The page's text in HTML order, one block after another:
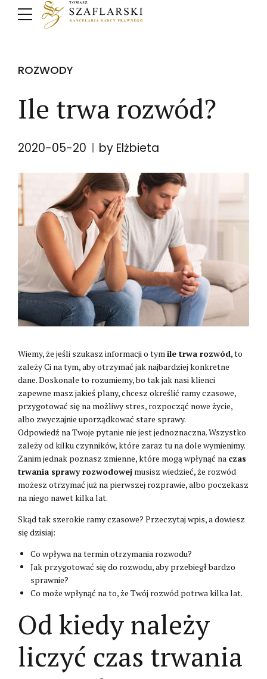
ROZWODY
Ile trwa rozwód?
2020-05-20 by Elżbieta
Wiemy, że jeśli szukasz informacji o tymile trwa rozwód, to
zależy Ci na tym, aby otrzymać jak najbardziej konkretne
dane. Doskonale to rozumiemy, bo tak jak nasi klienci
zapewne masz jakieś plany, chcesz określić ramy czasowe,
przygotować się na możliwy stres, rozpocząć nowe życie,
albo zwyczajnie uporządkować stare sprawy.
Odpowiedź na Twoje pytanie nie jest jednoznaczna. Wszystko
zależy od kilku czynników, które zaraz tu na dole wymienimy.
Zanim jednak poznasz zmienne, które mogą wpłynąć na czas
trwania sprawy rozwodowej musisz wiedzieć, że rozwód
możesz otrzymać już na pierwszej rozprawie, albo poczekasz
na niego nawet kilka lat.
Skąd tak szerokie ramy czasowe? Przeczytaj wpis, a dowiesz
się dzisiaj:
Co wpływa na termin otrzymania rozwodu?
Jak przygotować się do rozwodu, aby przebiegł bardzo
sprawnie?
Co może wpłynąć na to, że Twój rozwód potrwa kilka lat.
Od kiedy należy
liczyć czas trwania